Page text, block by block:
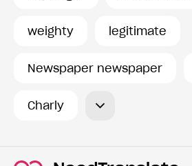
История запросов
weighty legitimate
Newspaper newspaper
Charly